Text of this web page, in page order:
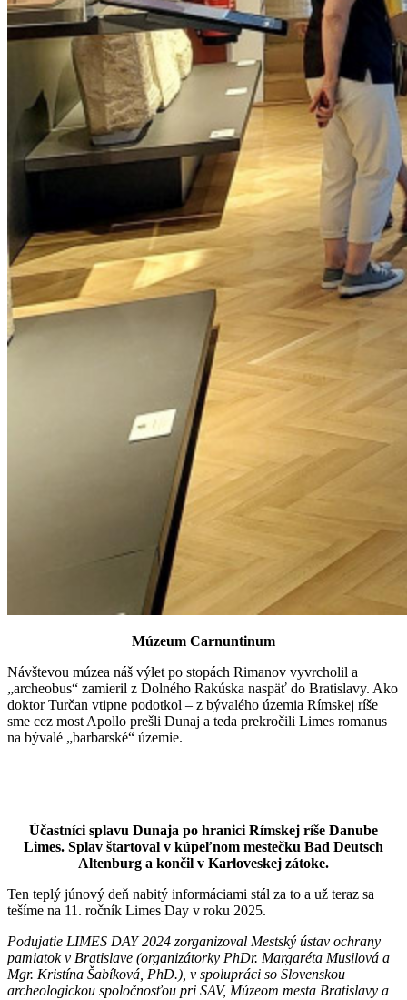
Múzeum Carnuntinum
Návštevou múzea náš výlet po stopách Rimanov vyvrcholil a
„archeobus“ zamieril z Dolného Rakúska naspäť do Bratislavy. Ako
doktor Turčan vtipne podotkol – z bývalého územia Rímskej ríše
sme cez most Apollo prešli Dunaj a teda prekročili Limes romanus
na bývalé „barbarské“ územie.
Účastníci splavu Dunaja po hranici Rímskej ríše Danube
Limes. Splav štartoval v kúpeľnom mestečku Bad Deutsch
Altenburg a končil v Karloveskej zátoke.
Ten teplý júnový deň nabitý informáciami stál za to a už teraz sa
tešíme na 11. ročník Limes Day v roku 2025.
Podujatie LIMES DAY 2024 zorganizoval Mestský ústav ochrany
pamiatok v Bratislave (organizátorky PhDr. Margaréta Musilová a
Mgr. Kristína Šabíková, PhD.), v spolupráci so Slovenskou
archeologickou spoločnosťou pri SAV, Múzeom mesta Bratislavy a